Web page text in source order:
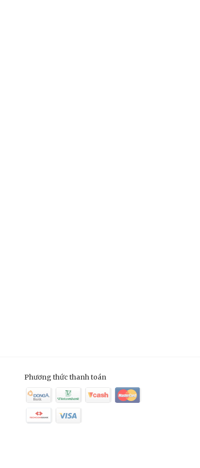
Phương thức thanh toán